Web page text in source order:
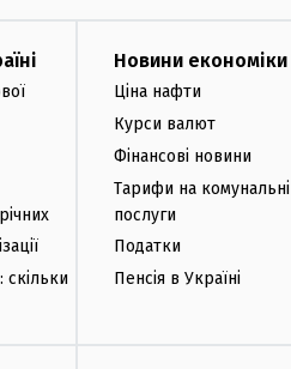
скільки
Новини економіки
Ціна нафти
Курси валют
Фінансові новини
Тарифи на комунальні
послуги
Податки
Пенсія в Україні